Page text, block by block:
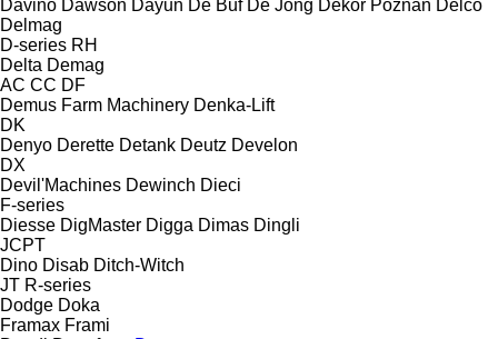
Davino Dawson Dayun De Buf De Jong Dekor Poznań Delco
Delmag
D-series RH
Delta Demag
AC CC DF
Demus Farm Machinery Denka-Lift
DK
Denyo Derette Detank Deutz Develon
DX
Devil'Machines Dewinch Dieci
F-series
Diesse DigMaster Digga Dimas Dingli
JCPT
Dino Disab Ditch-Witch
JT R-series
Dodge Doka
Framax Frami